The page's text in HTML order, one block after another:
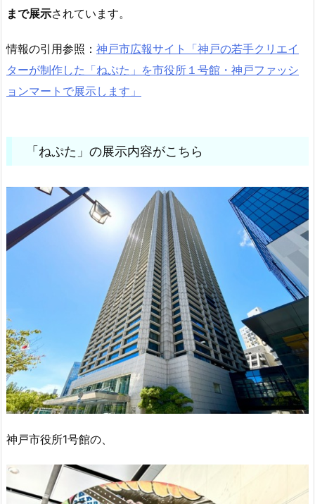
まで展示されています。
情報の引用参照： 神戸市広報サイト「神戸の若手クリエイ
ターが制作した「ねぷた」を市役所１号館・神戸ファッシ
ョンマートで展示します」
「ねぷた」の展示内容がこちら
神戸市役所1号館の、